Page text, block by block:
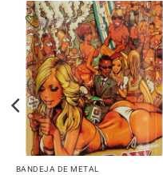
BANDEJA DE METAL